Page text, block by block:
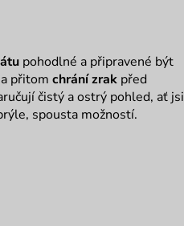
pohodlné a připravené být
přitom chrání zrak před
čistý a ostrý pohled, ať jsi
spousta možností.